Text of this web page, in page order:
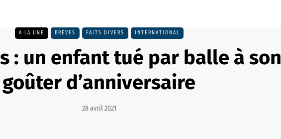
A LA UNE BRÈVES FAITS DIVERS INTERNATIONAL
: un enfant tué par balle à son
goûter d’anniversaire
28 avril 2021